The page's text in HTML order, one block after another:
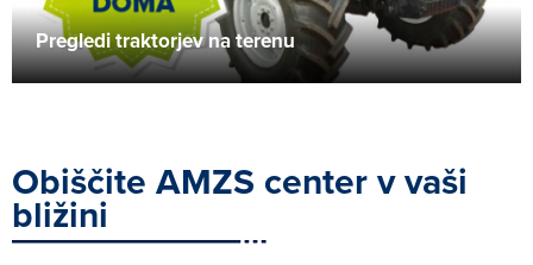
Pregledi traktorjev na terenu
Obiščite AMZS center v vaši
bližini